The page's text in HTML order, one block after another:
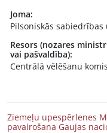
Joma:
Pilsoniskās
Resors (nozares
vai pašvaldība):
Centrālā vēlēšanu
Ziemeļu upespērlenes
pavairošana Gaujas